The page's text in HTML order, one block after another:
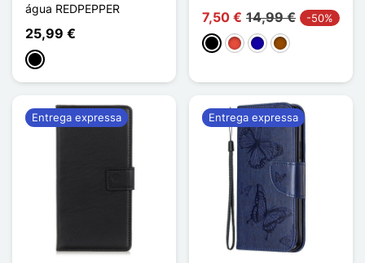
água REDPEPPER
25,99 €
Preto
7,50 € 14,99 € -50%
PretoVermelhoAzul Escuro
Castanho
Entrega expressa Entrega expressa